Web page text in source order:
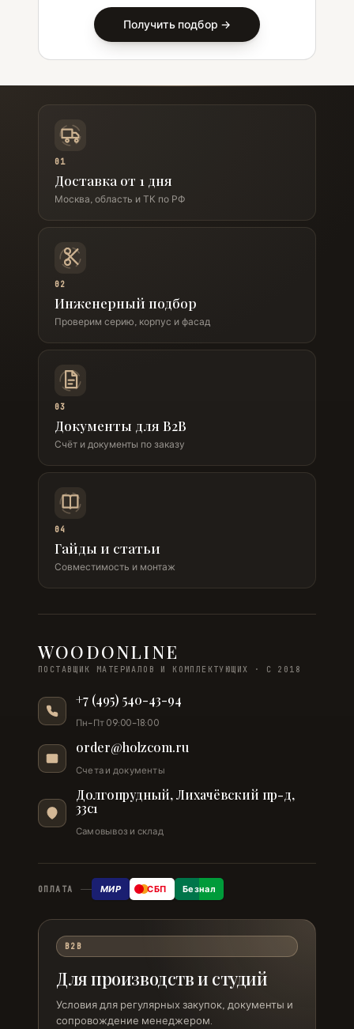
Получить подбор →
01
Доставка от 1 дня
Москва, область и ТК по РФ
02
Инженерный подбор
Проверим серию, корпус и фасад
03
Документы для B2B
Счёт и документы по заказу
04
Гайды и статьи
Совместимость и монтаж
WOODONLINE
ПОСТАВЩИК МАТЕРИАЛОВ И КОМПЛЕКТУЮЩИХ · С 2018
+7 (495) 540-43-94
Пн–Пт 09:00–18:00
order@holzcom.ru
Счета и документы
Долгопрудный, Лихачёвский пр-д,
33с1
Самовывоз и склад
ОПЛАТА МИР СБП Безнал
B2B
Для производств и студий
Условия для регулярных закупок, документы и
сопровождение менеджером.